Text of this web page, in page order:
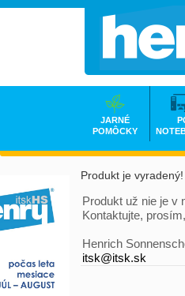
Produkt je vyradený!
Produkt už nie je v
Kontaktujte,
Henrich
itsk@itsk.sk
JARNÉ
POMÔCKY